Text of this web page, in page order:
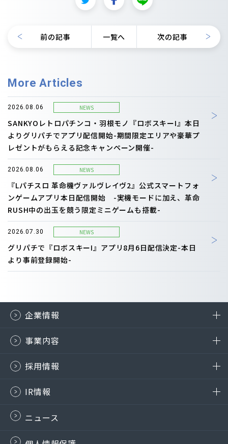
前の記事 一覧へ 次の記事
More Articles
2026.08.06 NEWS
SANKYOレトロパチンコ・羽根モノ『ロボスキーI』本日
よりグリパチでアプリ配信開始-期間限定エリアや豪華プ
レゼントがもらえる記念キャンペーン開催-
2026.08.06 NEWS
『Lパチスロ 革命機ヴァルヴレイヴ2』公式スマートフォ
ンゲームアプリ本日配信開始 -実機モードに加え、革命
RUSH中の出玉を競う限定ミニゲームも搭載-
2026.07.30 NEWS
グリパチで『ロボスキーI』アプリ8月6日配信決定-本日
より事前登録開始-
企業情報
事業内容
採用情報
IR情報
ニュース